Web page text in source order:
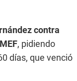
contra
, pidiendo
días, que venció